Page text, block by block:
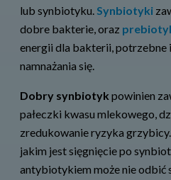
lub synbiotyku.Synbiotyki
dobre bakterie, oraz
energii dla bakterii, potrzebne
namnażania się.
Dobry synbiotyk powinien
pałeczki kwasu mlekowego,
zredukowanie ryzyka
jakim jest sięgnięcie po
antybiotykiem może nie odbić